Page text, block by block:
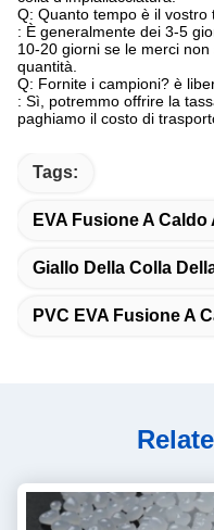
Q: Quanto tempo è il vostro
: È generalmente dei 3-5
10-20 giorni se le merci
quantità.
Q: Fornite i campioni? è
: Sì, potremmo offrire la
paghiamo il costo di
Tags:
EVA Fusione A
Giallo Della Colla
PVC EVA Fusione A